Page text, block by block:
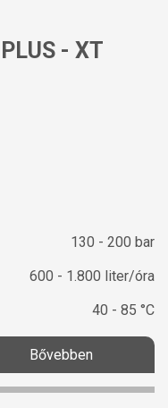
- XT
130 - 200 bar
600 - 1.800 liter/óra
40 - 85 °C
Bővebben